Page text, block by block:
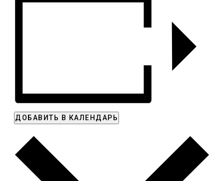
ДОБАВИТЬ В КАЛЕНДАРЬ